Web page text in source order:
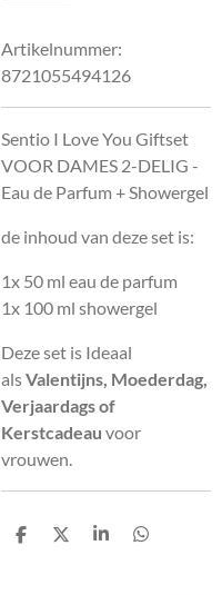
Artikelnummer:
8721055494126
Sentio I Love You Giftset
VOOR DAMES 2-DELIG -
Eau de Parfum + Showergel
de inhoud van deze set is:
1x 50 ml eau de parfum
1x 100 ml showergel
Deze set is Ideaal
alsValentijns, Moederdag,
Verjaardags of
Kerstcadeau voor
vrouwen.
D
D
S
D